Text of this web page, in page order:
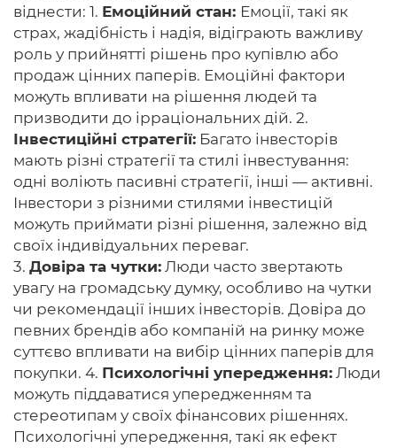
віднести: 1. Емоційний стан: Емоції, такі як
страх, жадібність і надія, відіграють важливу
роль у прийнятті рішень про купівлю або
продаж цінних паперів. Емоційні фактори
можуть впливати на рішення людей та
призводити до ірраціональних дій. 2.
Інвестиційні стратегії: Багато інвесторів
мають різні стратегії та стилі інвестування:
одні воліють пасивні стратегії, інші — активні.
Інвестори з різними стилями інвестицій
можуть приймати різні рішення, залежно від
своїх індивідуальних переваг.
3. Довіра та чутки: Люди часто звертають
увагу на громадську думку, особливо на чутки
чи рекомендації інших інвесторів. Довіра до
певних брендів або компаній на ринку може
суттєво впливати на вибір цінних паперів для
покупки. 4. Психологічні упередження: Люди
можуть піддаватися упередженням та
стереотипам у своїх фінансових рішеннях.
Психологічні упередження, такі як ефект